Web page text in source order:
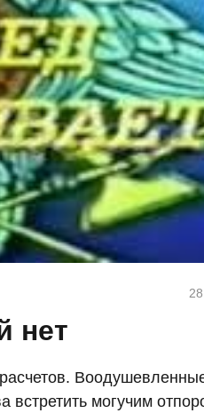
нет
встретить могучим